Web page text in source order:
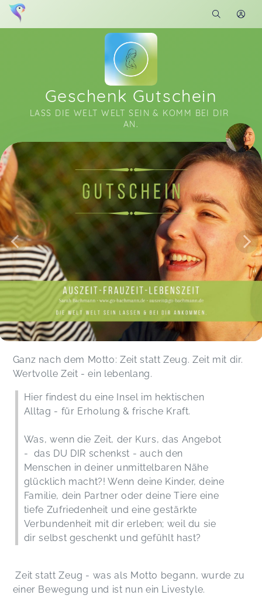
Geschenk Gutschein
LASS DIE WELT WELT SEIN & KOMM BEI DIR
AN.
Soon you will learn more about me here...
Ganz nach dem Motto: Zeit statt Zeug. Zeit mit dir.
Wertvolle Zeit - ein lebenlang.
Hier findest du eine Insel im hektischen
Alltag - für Erholung & frische Kraft.
Was, wenn die Zeit, der Kurs, das Angebot
- das DU DIR schenkst - auch den
Menschen in deiner unmittelbaren Nähe
glücklich macht?! Wenn deine Kinder, deine
Familie, dein Partner oder deine Tiere eine
tiefe Zufriedenheit und eine gestärkte
Verbundenheit mit dir erleben; weil du sie
dir selbst geschenkt und gefühlt hast?
Zeit statt Zeug - was als Motto begann, wurde zu
einer Bewegung und ist nun ein Livestyle.